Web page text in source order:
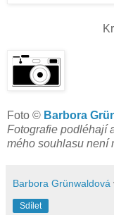
Foto © Barbora
Fotografie podléhají
mého souhlasu není
Barbora Grünwaldová
Sdílet